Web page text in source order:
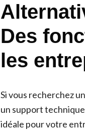
Des
les
Si vous recherchez
un support
idéale pour votre